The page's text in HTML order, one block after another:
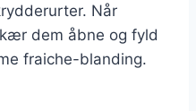
Når
dem åbne og fyld
fraiche-blanding.